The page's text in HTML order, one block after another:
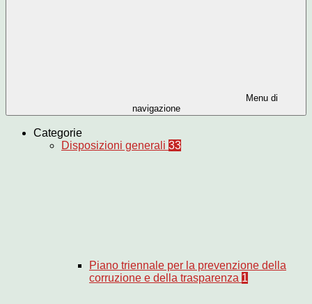
Menu di
navigazione
Categorie
Disposizioni generali 33
Piano triennale per la prevenzione della
corruzione e della trasparenza 1